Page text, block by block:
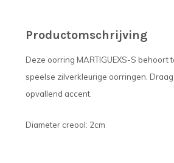
Productomschrijving
Deze oorring MARTIGUEXS-S
speelse zilverkleurige oorringen.
opvallend accent.
Diameter creool: 2cm